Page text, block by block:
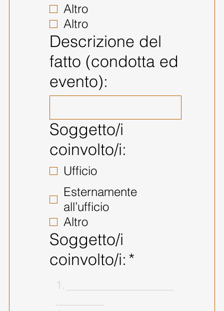
Altro
Altro
Descrizione del
fatto (condotta ed
evento):
Soggetto/i
coinvolto/i:
Ufficio
Esternamente
all’ufficio
Altro
Soggetto/i
coinvolto/i: *